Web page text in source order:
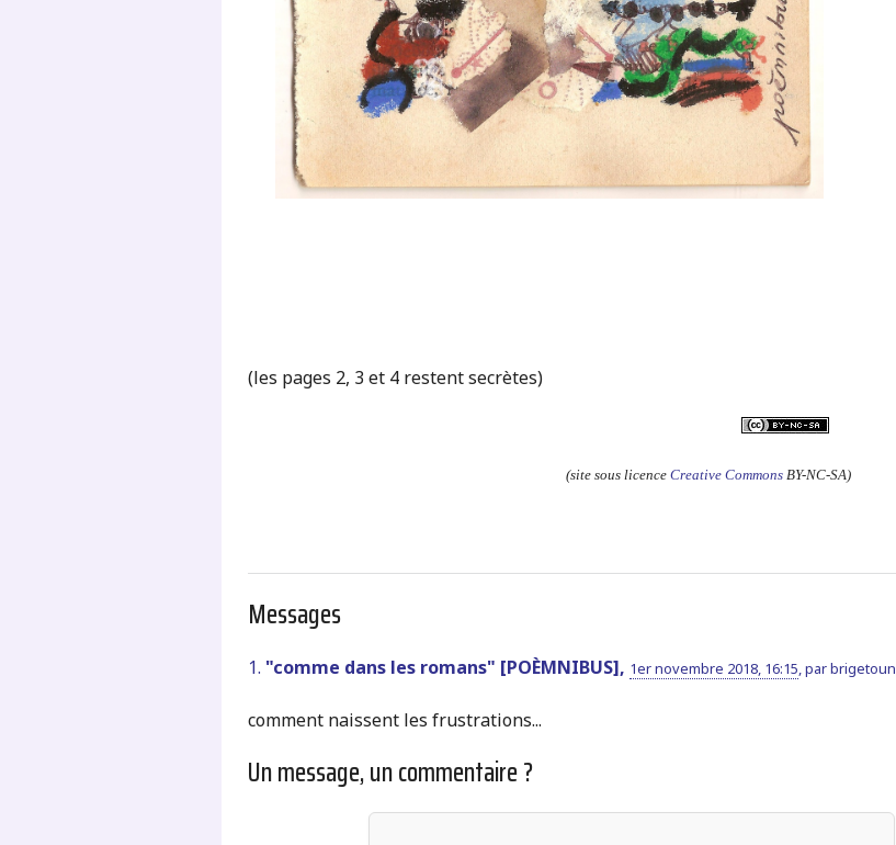
(les pages 2, 3 et 4 restent secrètes)
(site sous licence Creative CommonsBY-NC-SA)
Messages
1. "comme dans les romans" [POÈMNIBUS], 1er novembre 2018, 16:15,parbrigetoun
comment naissent les frustrations...
Un message, un commentaire ?